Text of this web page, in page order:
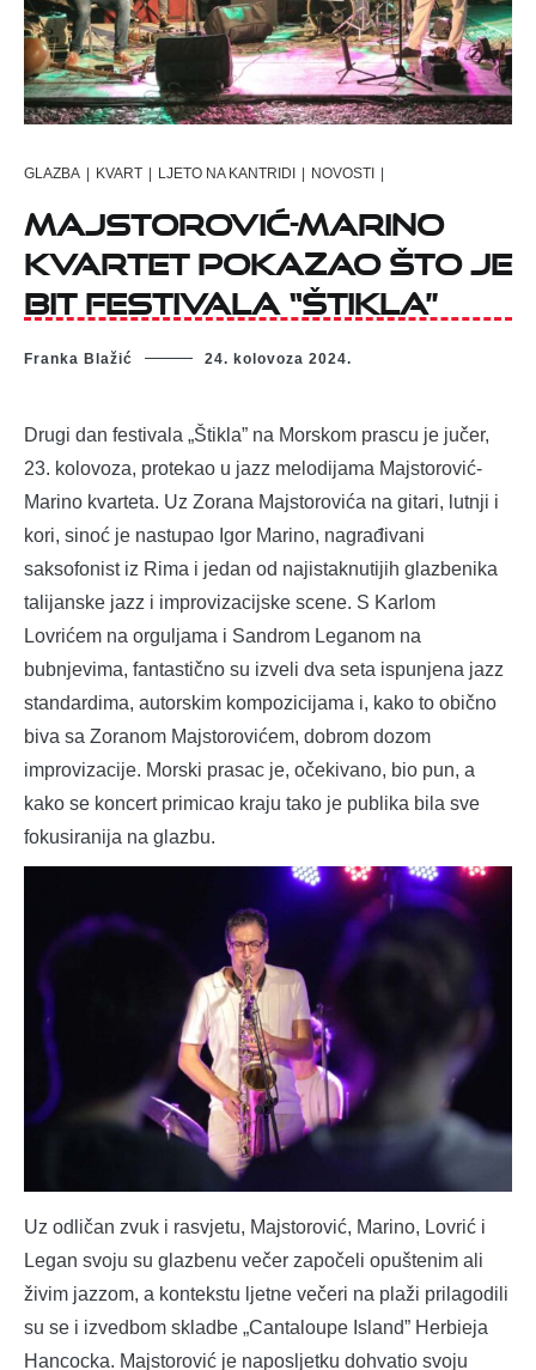
GLAZBA | KVART | LJETO NA KANTRIDI | NOVOSTI |
Majstorović-Marino
kvartet pokazao što je
bit festivala “Štikla”
Franka Blažić 24. kolovoza 2024.
Drugi dan festivala „Štikla” na Morskom prascu je jučer,
23. kolovoza, protekao u jazz melodijama Majstorović-
Marino kvarteta. Uz Zorana Majstorovića na gitari, lutnji i
kori, sinoć je nastupao Igor Marino, nagrađivani
saksofonist iz Rima i jedan od najistaknutijih glazbenika
talijanske jazz i improvizacijske scene. S Karlom
Lovrićem na orguljama i Sandrom Leganom na
bubnjevima, fantastično su izveli dva seta ispunjena jazz
standardima, autorskim kompozicijama i, kako to obično
biva sa Zoranom Majstorovićem, dobrom dozom
improvizacije. Morski prasac je, očekivano, bio pun, a
kako se koncert primicao kraju tako je publika bila sve
fokusiranija na glazbu.
Uz odličan zvuk i rasvjetu, Majstorović, Marino, Lovrić i
Legan svoju su glazbenu večer započeli opuštenim ali
živim jazzom, a kontekstu ljetne večeri na plaži prilagodili
su se i izvedbom skladbe „Cantaloupe Island” Herbieja
Hancocka. Majstorović je naposljetku dohvatio svoju